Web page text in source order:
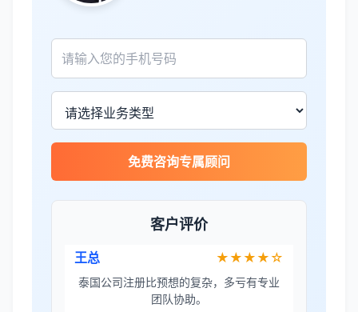
免费咨询专属顾问
客户评价
册！
律手续，非常专业。
泰国公司注册比预想的复杂，多亏有专业
Sophie Martin